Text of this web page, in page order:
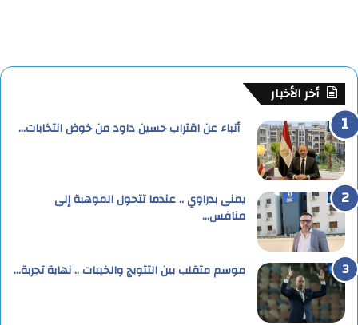
أخر الأخبار
أنباء عن اقتراب حسين داود من خوض انتخابات…
يمنى بدراوي .. عندما تتحول الموهبة إلى
منافس…
موسم متقلب بين التتويج والخيبات .. نهاية تجربة…